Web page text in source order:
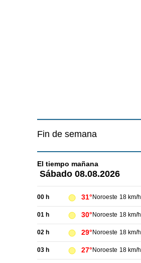
Fin de semana
El tiempo mañana
Sábado 08.08.2026
00 h 31° Noroeste 18 km/h
01 h 30° Noroeste 18 km/h
02 h 29° Noroeste 18 km/h
03 h 27° Noroeste 18 km/h